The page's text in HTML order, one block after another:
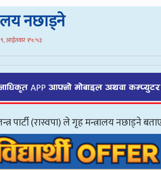
नछाड्ने
आईतवार १५:५३
पार्टी (रास्वपा) ले गृह मन्त्रालय नछाड्ने